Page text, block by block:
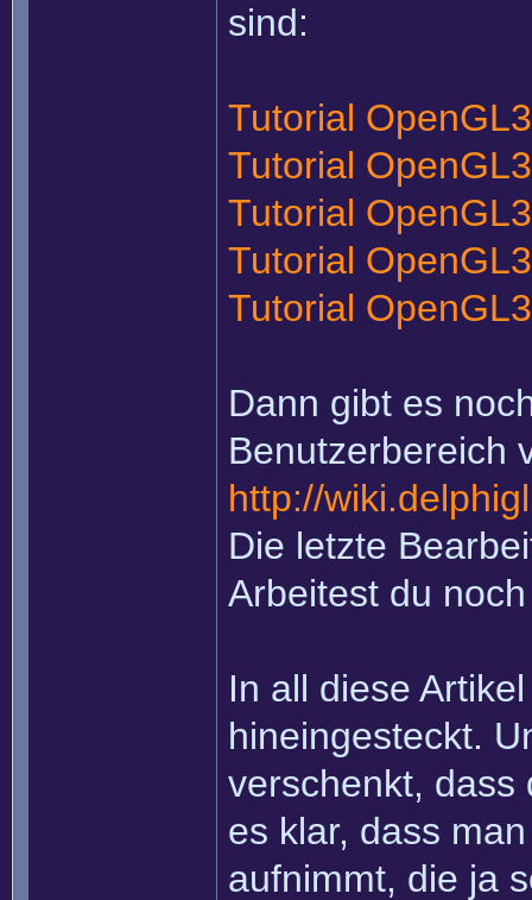
sind:
Tutorial OpenGL3
Tutorial
Tutorial
Tutorial
Tutorial
Dann gibt es
Benutzerbereich
http://
Die letzte
Arbeitest du
In all diese
hineingesteckt.
verschenkt, dass
es klar, dass
aufnimmt, die ja